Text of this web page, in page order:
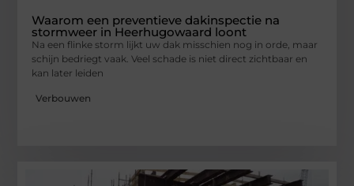
Waarom een preventieve dakinspectie na
stormweer in Heerhugowaard loont
Na een flinke storm lijkt uw dak misschien nog in orde, maar
schijn bedriegt vaak. Veel schade is niet direct zichtbaar en
kan later leiden
Verbouwen